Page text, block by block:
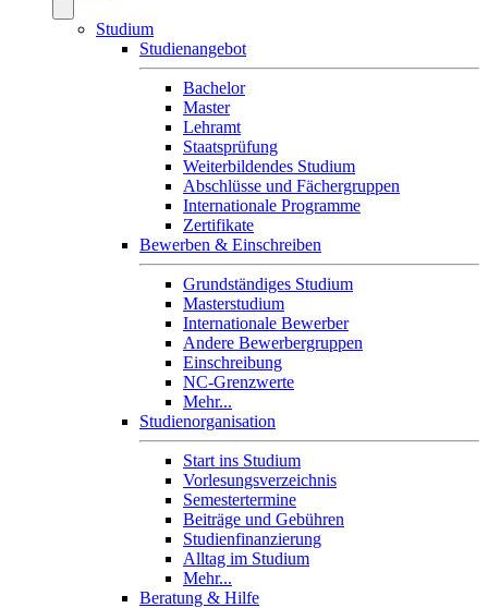
Studium
Studienangebot
Bachelor
Master
Lehramt
Staatsprüfung
Weiterbildendes Studium
Abschlüsse und Fächergruppen
Internationale Programme
Zertifikate
Bewerben & Einschreiben
Grundständiges Studium
Masterstudium
Internationale Bewerber
Andere Bewerbergruppen
Einschreibung
NC-Grenzwerte
Mehr...
Studienorganisation
Start ins Studium
Vorlesungsverzeichnis
Semestertermine
Beiträge und Gebühren
Studienfinanzierung
Alltag im Studium
Mehr...
Beratung & Hilfe